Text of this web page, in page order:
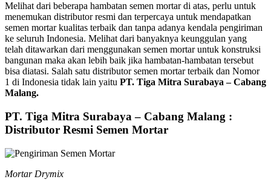
Melihat dari beberapa hambatan semen mortar di atas, perlu untuk
menemukan distributor resmi dan terpercaya untuk mendapatkan
semen mortar kualitas terbaik dan tanpa adanya kendala pengiriman
ke seluruh Indonesia. Melihat dari banyaknya keunggulan yang
telah ditawarkan dari menggunakan semen mortar untuk konstruksi
bangunan maka akan lebih baik jika hambatan-hambatan tersebut
bisa diatasi. Salah satu distributor semen mortar terbaik dan Nomor
1 di Indonesia tidak lain yaitu PT. Tiga Mitra Surabaya – Cabang
Malang.
PT. Tiga Mitra Surabaya – Cabang Malang :
Distributor Resmi Semen Mortar
Mortar Drymix